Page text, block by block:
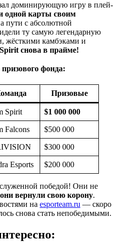
доминирующую игру в плей-
одной карты своим
пути с абсолютной
ту самую легендарную
жёсткими камбэками и
снова в прайме!
призового фонда:
Призовые
Spirit $1 000 000
Falcons $500 000
$300 000
Esports $200 000
победой! Они не
они вернули свою корону.
на esporteam.ru — скоро
снова стать непобедимыми.